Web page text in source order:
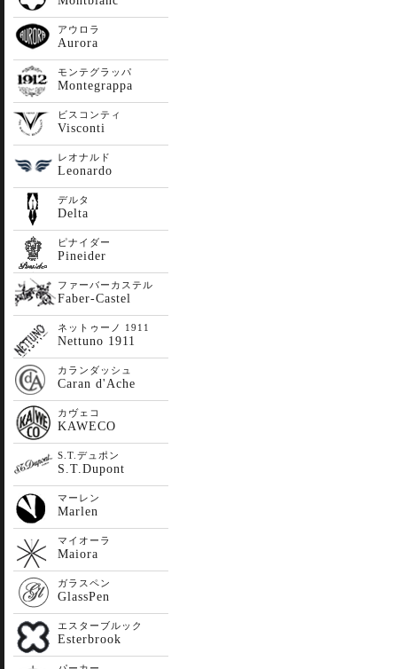
アウロラ
Aurora
モンテグラッパ
Montegrappa
ビスコンティ
Visconti
レオナルド
Leonardo
デルタ
Delta
ピナイダー
Pineider
ファーバーカステル
Faber-Castel
ネットゥーノ 1911
Nettuno 1911
カランダッシュ
Caran d'Ache
カヴェコ
KAWECO
S.T.デュポン
S.T.Dupont
マーレン
Marlen
マイオーラ
Maiora
ガラスペン
GlassPen
エスターブルック
Esterbrook